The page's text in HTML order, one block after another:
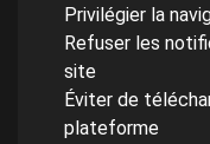
Privilégier la
Refuser les
site
Éviter de
plateforme